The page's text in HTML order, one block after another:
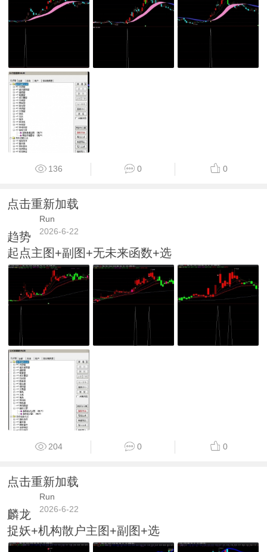
136 0 0
点击重新加载
Run
2026-6-22
趋势
起点主图+副图+无未来函数+选
204 0 0
点击重新加载
Run
2026-6-22
麟龙
捉妖+机构散户主图+副图+选